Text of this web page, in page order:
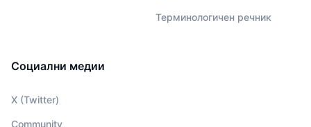
Терминологичен речник
Социални медии
X (Twitter)
Community